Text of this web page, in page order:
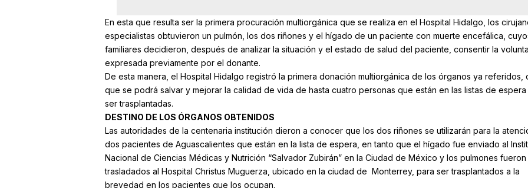
En esta que resulta ser la primera procuración multiorgánica que se realiza en el Hospital Hidalgo, los
especialistas obtuvieron un pulmón, los dos riñones y el hígado de un paciente con muerte encefálica,
familiares decidieron, después de analizar la situación y el estado de salud del paciente, consentir la
expresada previamente por el donante.
De esta manera, el Hospital Hidalgo registró la primera donación multiorgánica de los órganos ya referidos,
que se podrá salvar y mejorar la calidad de vida de hasta cuatro personas que están en las listas de espera
ser trasplantadas.
DESTINO DE LOS ÓRGANOS OBTENIDOS
Las autoridades de la centenaria institución dieron a conocer que los dos riñones se utilizarán para la
dos pacientes de Aguascalientes que están en la lista de espera, en tanto que el hígado fue enviado al
Nacional de Ciencias Médicas y Nutrición “Salvador Zubirán” en la Ciudad de México y los pulmones fueron
trasladados al Hospital Christus Muguerza, ubicado en la ciudad de Monterrey, para ser trasplantados a la
brevedad en los pacientes que los ocupan.